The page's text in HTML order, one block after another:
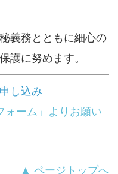
義務とともに細心の
護に努めます。
し込み
ォーム」よりお願い
▲ ページトップへ